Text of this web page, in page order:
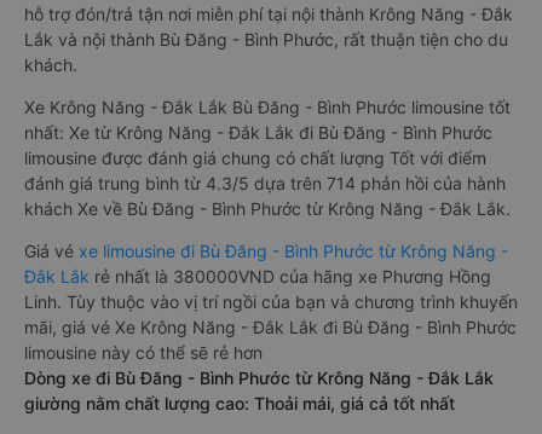
hỗ trợ đón/trả tận nơi miễn phí tại nội thành Krông Năng - Đắk
Lắk và nội thành Bù Đăng - Bình Phước, rất thuận tiện cho du
khách.
Xe Krông Năng - Đắk Lắk Bù Đăng - Bình Phước limousine tốt
nhất: Xe từ Krông Năng - Đắk Lắk đi Bù Đăng - Bình Phước
limousine được đánh giá chung có chất lượng Tốt với điểm
đánh giá trung bình từ 4.3/5 dựa trên 714 phản hồi của hành
khách Xe về Bù Đăng - Bình Phước từ Krông Năng - Đắk Lắk.
Giá vé xe limousine đi Bù Đăng - Bình Phước từ Krông Năng -
Đắk Lắk rẻ nhất là 380000VND của hãng xe Phương Hồng
Linh. Tùy thuộc vào vị trí ngồi của bạn và chương trình khuyến
mãi, giá vé Xe Krông Năng - Đắk Lắk đi Bù Đăng - Bình Phước
limousine này có thể sẽ rẻ hơn
Dòng xe đi Bù Đăng - Bình Phước từ Krông Năng - Đắk Lắk
giường nằm chất lượng cao: Thoải mái, giá cả tốt nhất